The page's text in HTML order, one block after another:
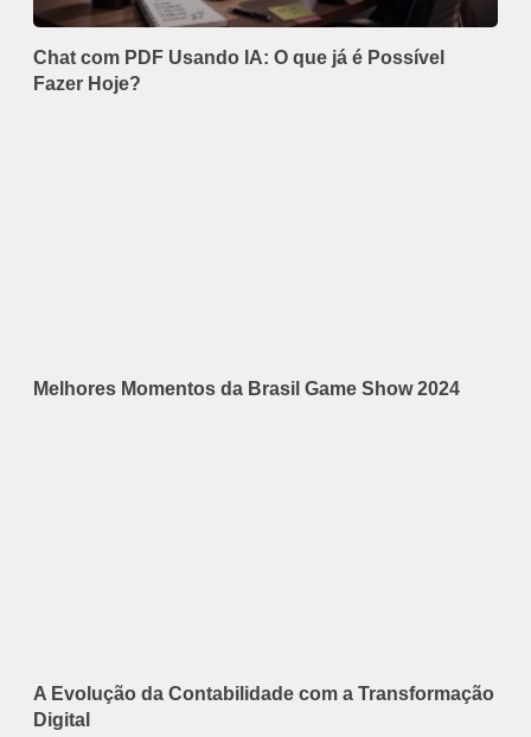
Chat com PDF Usando IA: O que já é Possível
Fazer Hoje?
Melhores Momentos da Brasil Game Show 2024
A Evolução da Contabilidade com a Transformação
Digital